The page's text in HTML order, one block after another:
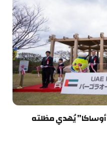
جناح الإمارات في “إكسبو 2025 أوساكا” يُهدي مظلته